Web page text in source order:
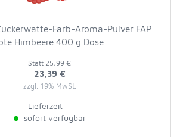
Farb-Aroma-Pulver FAP
Himbeere 400 g Dose
Statt 25,99 €
23,39 €
zzgl. 19% MwSt.
Lieferzeit:
sofort verfügbar